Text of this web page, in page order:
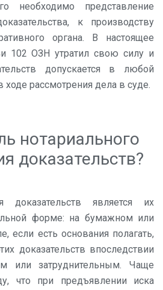
необходимо представление
к производству
органа. В настоящее
102 ОЗН утратил свою силу и
допускается в любой
рассмотрения дела в суде.
нотариального
доказательств?
доказательств является их
форме: на бумажном или
если есть основания полагать,
доказательств впоследствии
или затруднительным. Чаще
что при предъявлении иска